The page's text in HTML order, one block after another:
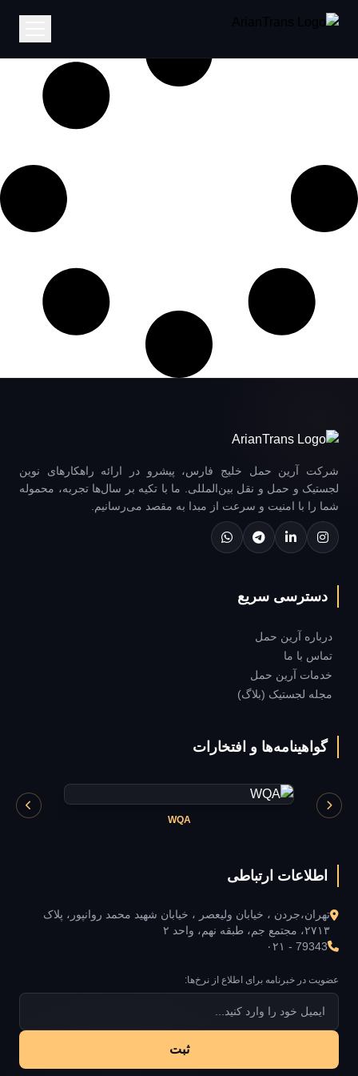
شرکت آرین حمل خلیج فارس، پیشرو در ارائه راهکارهای نوین
لجستیک و حمل و نقل بین‌المللی. ما با تکیه بر سال‌ها تجربه، محموله
شما را با امنیت و سرعت از مبدا به مقصد می‌رسانیم.
دسترسی سریع
درباره آرین حمل
تماس با ما
خدمات آرین حمل
مجله لجستیک (بلاگ)
گواهینامه‌ها و افتخارات
WQA
اطلاعات ارتباطی
تهران،جردن ، خیابان ولیعصر ، خیابان شهید محمد روانپور، پلاک
۲۷۱۳، مجتمع جم، طبقه نهم، واحد ۲
۰۲۱ - 79343
عضویت در خبرنامه برای اطلاع از نرخ‌ها:
ثبت